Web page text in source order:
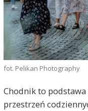
fot. Pelikan Photography
Chodnik to
przestrzeń